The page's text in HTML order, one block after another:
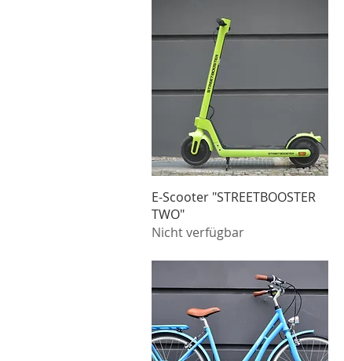
Schnellansicht
E-Scooter "STREETBOOSTER
TWO"
Nicht verfügbar